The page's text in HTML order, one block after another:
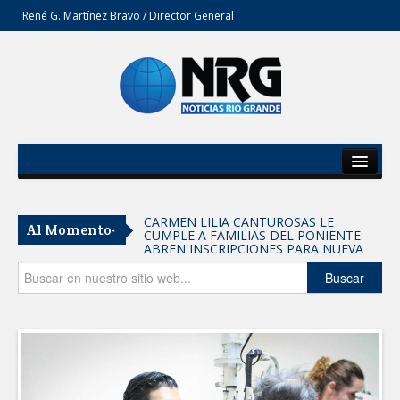
René G. Martínez Bravo / Director General
Del Estado
Secciones
Opinión
Al Momento- CARMEN LILIA CANTUROSAS LE
CUMPLE A FAMILIAS DEL PONIENTE:
ABREN INSCRIPCIONES PARA NUEVA
PRIMARIA EN EL PROGRESO
Entrega SEBIEN paquetes alimentarios
en Tampico
FORTALECE IMJUVE SALUD MENTAL DE
JÓVENES CON TERAPIAS PSICOLÓGICAS
Llama Carlos Peña Ortiz a realizar
investigación en tema de la refinería
Buscar